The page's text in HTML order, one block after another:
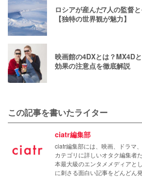
ロシアが産んだ7人の監督
【独特の世界観が魅力】
映画館の4DXとは？MX4D
効果の注意点を徹底解説
この記事を書いたライター
ciatr編集部
ciatr編集部には、映画、ドラマ
カテゴリに詳しいオタク編集者
本最大級のエンタメメディアと
に刺さる面白い記事をどんどん